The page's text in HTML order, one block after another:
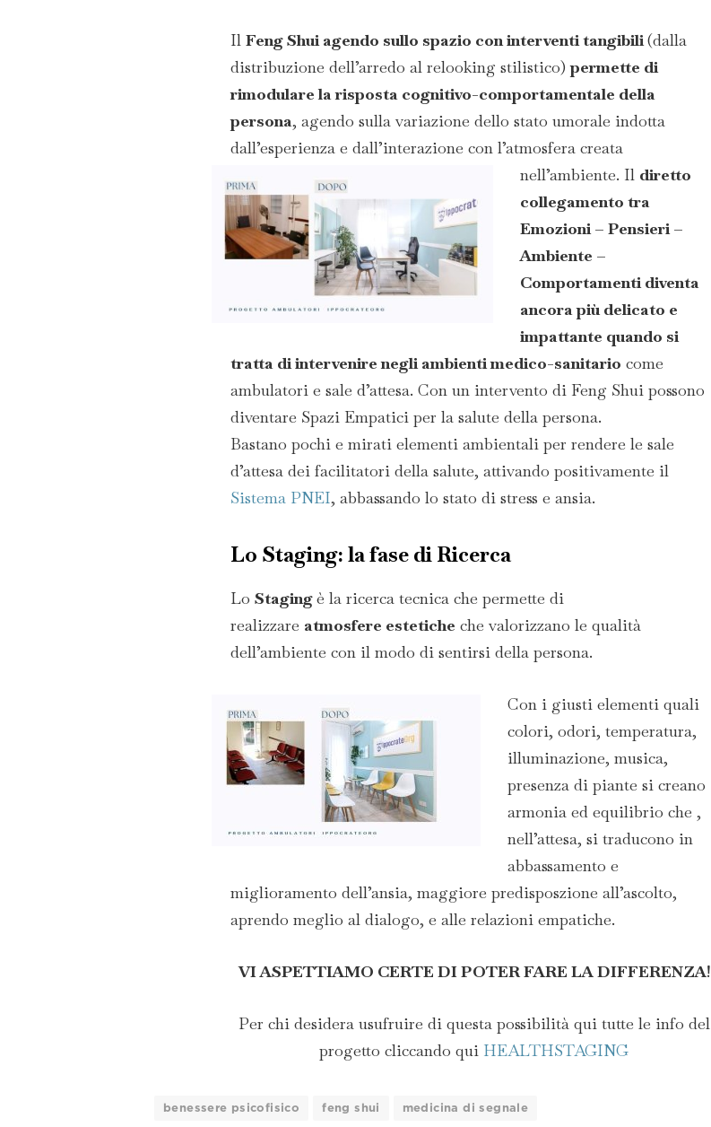
Il Feng Shui agendo sullo spazio con interventi tangibili(dalla
distribuzione dell’arredo al relooking stilistico)permette di
rimodulare la risposta cognitivo-comportamentale della
persona, agendo sulla variazione dello stato umorale indotta
dall’esperienza e dall’interazione con l’atmosfera creata
nell’ambiente. Il diretto
collegamento tra
Emozioni – Pensieri –
Ambiente –
Comportamenti diventa
ancora più delicato e
impattante quando si
tratta di intervenire negli ambienti medico-sanitario come
ambulatori e sale d’attesa. Con un intervento di Feng Shui possono
diventare Spazi Empatici per la salute della persona.
Bastano pochi e mirati elementi ambientali per rendere le sale
d’attesa dei facilitatori della salute, attivando positivamente il
Sistema PNEI, abbassando lo stato di stress e ansia.
Lo Staging: la fase di Ricerca
Lo Stagingè la ricerca tecnica che permette di
realizzare atmosfere estetiche che valorizzano le qualità
dell’ambiente con il modo di sentirsi della persona.
Con i giusti elementi quali
colori, odori, temperatura,
illuminazione, musica,
presenza di piante si creano
armonia ed equilibrio che ,
nell’attesa, si traducono in
abbassamento e
miglioramento dell’ansia, maggiore predisposzione all’ascolto,
aprendo meglio al dialogo, e alle relazioni empatiche.
VI ASPETTIAMO CERTE DI POTER FARE LA DIFFERENZA!
Per chi desidera usufruire di questa possibilità qui tutte le info del
progetto cliccando qui HEALTHSTAGING
benessere psicofisico feng shui medicina di segnale